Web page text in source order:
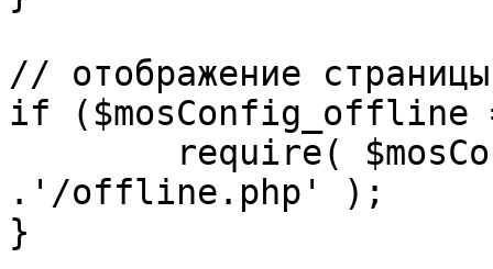
// отображение
if ($mosConfig_offline
.'/offline.php' );
}